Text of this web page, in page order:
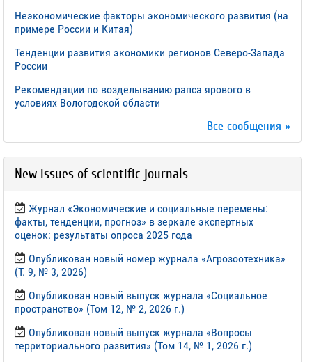
Неэкономические факторы экономического развития (на
примере России и Китая)
Тенденции развития экономики регионов Северо-Запада
России
Рекомендации по возделыванию рапса ярового в
условиях Вологодской области
Все сообщения »
New issues of scientific journals
Журнал «Экономические и социальные перемены:
факты, тенденции, прогноз» в зеркале экспертных
оценок: результаты опроса 2025 года
Опубликован новый номер журнала «Агрозоотехника»
(Т. 9, № 3, 2026)
Опубликован новый выпуск журнала «Социальное
пространство» (Том 12, № 2, 2026 г.)
Опубликован новый выпуск журнала «Вопросы
территориального развития» (Том 14, № 1, 2026 г.)